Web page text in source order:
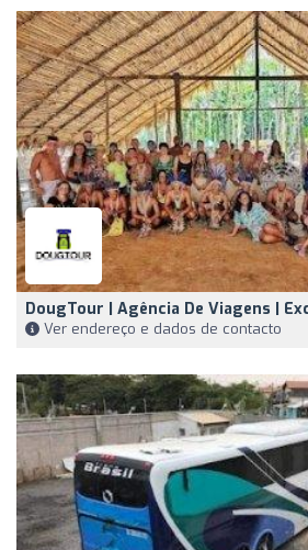
DougTour | Agência De Viagens |
Ver endereço e dados de contacto